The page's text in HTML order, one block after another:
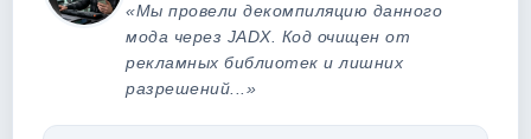
«Мы провели декомпиляцию данного
мода через JADX. Код очищен от
рекламных библиотек и лишних
разрешений...»